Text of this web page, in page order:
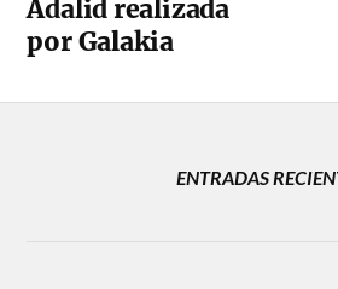
Adalid realizada
por Galakia
ENTRADAS